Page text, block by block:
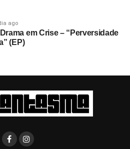
ago
em Crise – “Perversidade
(EP)